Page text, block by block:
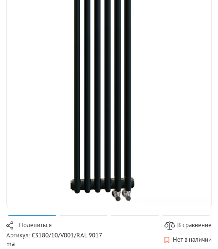
Поделиться
В сравнение
Артикул:C3180/10/V001/RAL 9017
ma
Нет в наличии